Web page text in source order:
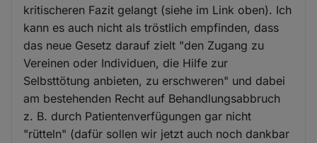
kritischeren Fazit gelangt (siehe im Link oben). Ich
kann es auch nicht als tröstlich empfinden, dass
das neue Gesetz darauf zielt "den Zugang zu
Vereinen oder Individuen, die Hilfe zur
Selbsttötung anbieten, zu erschweren" und dabei
am bestehenden Recht auf Behandlungsabbruch
z. B. durch Patientenverfügungen gar nicht
"rütteln" (dafür sollen wir jetzt auch noch dankbar